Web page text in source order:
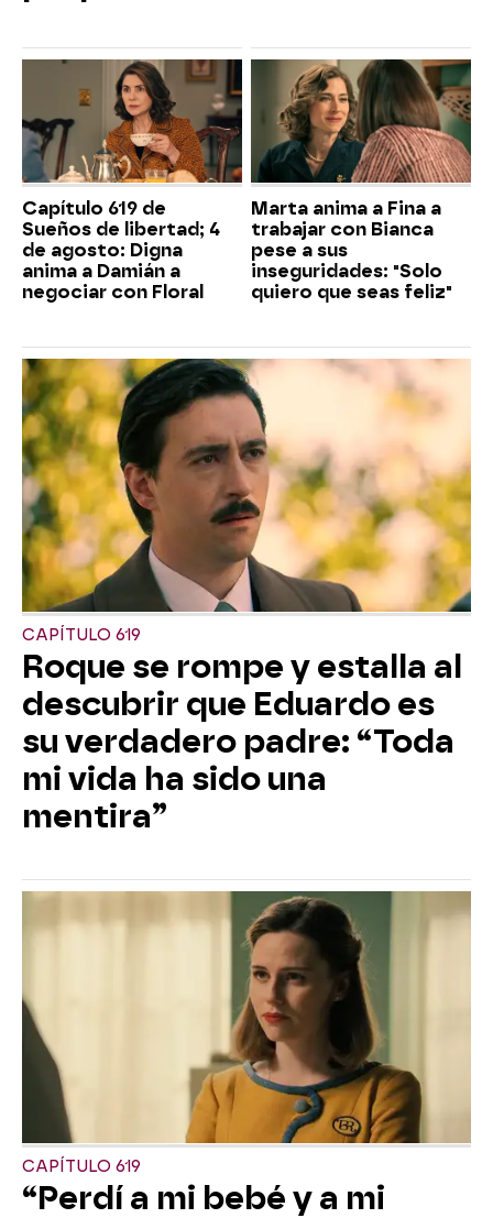
Capítulo 619 de
Sueños de libertad; 4
de agosto: Digna
anima a Damián a
negociar con Floral
Marta anima a Fina a
trabajar con Bianca
pese a sus
inseguridades: "Solo
quiero que seas feliz"
CAPÍTULO 619
Roque se rompe y estalla al
descubrir que Eduardo es
su verdadero padre: “Toda
mi vida ha sido una
mentira”
CAPÍTULO 619
“Perdí a mi bebé y a mi